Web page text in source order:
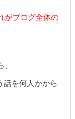
がブログ全体の
話を何人かから